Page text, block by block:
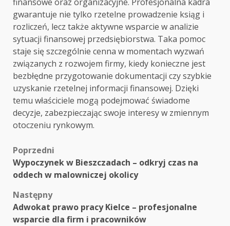
gwarantuje nie tylko rzetelne prowadzenie ksiąg i
rozliczeń, lecz także aktywne wsparcie w analizie
sytuacji finansowej przedsiębiorstwa. Taka pomoc
staje się szczególnie cenna w momentach wyzwań
związanych z rozwojem firmy, kiedy konieczne jest
bezbłędne przygotowanie dokumentacji czy szybkie
uzyskanie rzetelnej informacji finansowej. Dzięki
temu właściciele mogą podejmować świadome
decyzje, zabezpieczając swoje interesy w zmiennym
otoczeniu rynkowym.
Zobacz
wpisy
Poprzedni
Wypoczynek w Bieszczadach – odkryj czas na
oddech w malowniczej okolicy
Następny
Adwokat prawo pracy Kielce – profesjonalne
wsparcie dla firm i pracowników